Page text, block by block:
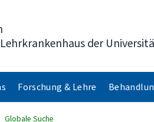
der
Forschung & Lehre
Globale Suche